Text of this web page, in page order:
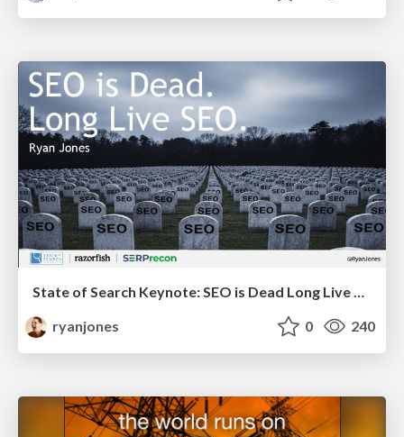
State of Search Keynote: SEO is Dead Long Live SEO
ryanjones
0 240